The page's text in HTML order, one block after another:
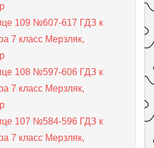
109 №607-617 ГДЗ к
7 класс Мерзляк,
108 №597-606 ГДЗ к
7 класс Мерзляк,
107 №584-596 ГДЗ к
7 класс Мерзляк,